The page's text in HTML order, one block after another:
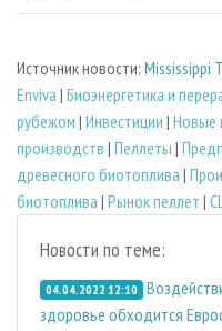
Источник новости: Mississippi
Enviva | Биoэнергетика и
рубежом | Инвестиции | Новые
производств | Пеллеты |
древесного биотоплива |
биотоплива | Рынок пеллет |
Новости по теме:
04.04.2022 12:10
здоровье обходится